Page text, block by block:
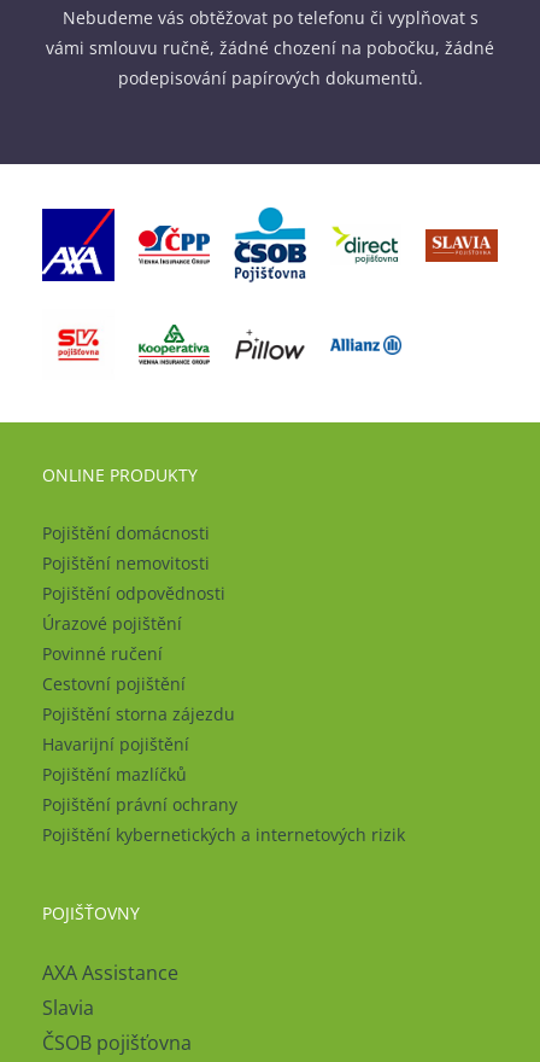
Nebudeme vás obtěžovat po telefonu či vyplňovat s
vámi smlouvu ručně, žádné chození na pobočku, žádné
podepisování papírových dokumentů.
ONLINE PRODUKTY
Pojištění domácnosti
Pojištění nemovitosti
Pojištění odpovědnosti
Úrazové pojištění
Povinné ručení
Cestovní pojištění
Pojištění storna zájezdu
Havarijní pojištění
Pojištění mazlíčků
Pojištění právní ochrany
Pojištění kybernetických a internetových rizik
POJIŠŤOVNY
AXA Assistance
Slavia
ČSOB pojišťovna